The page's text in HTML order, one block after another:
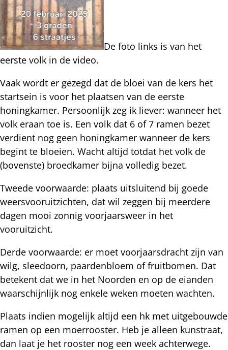
De foto links is van het
eerste volk in de video.
Vaak wordt er gezegd dat de bloei van de kers het
startsein is voor het plaatsen van de eerste
honingkamer. Persoonlijk zeg ik liever: wanneer het
volk eraan toe is. Een volk dat 6 of 7 ramen bezet
verdient nog geen honingkamer wanneer de kers
begint te bloeien. Wacht altijd totdat het volk de
(bovenste) broedkamer bijna volledig bezet.
Tweede voorwaarde: plaats uitsluitend bij goede
weersvooruitzichten, dat wil zeggen bij meerdere
dagen mooi zonnig voorjaarsweer in het
vooruitzicht.
Derde voorwaarde: er moet voorjaarsdracht zijn van
wilg, sleedoorn, paardenbloem of fruitbomen. Dat
betekent dat we in het Noorden en op de eianden
waarschijnlijk nog enkele weken moeten wachten.
Plaats indien mogelijk altijd een hk met uitgebouwde
ramen op een moerrooster. Heb je alleen kunstraat,
dan laat je het rooster nog een week achterwege.